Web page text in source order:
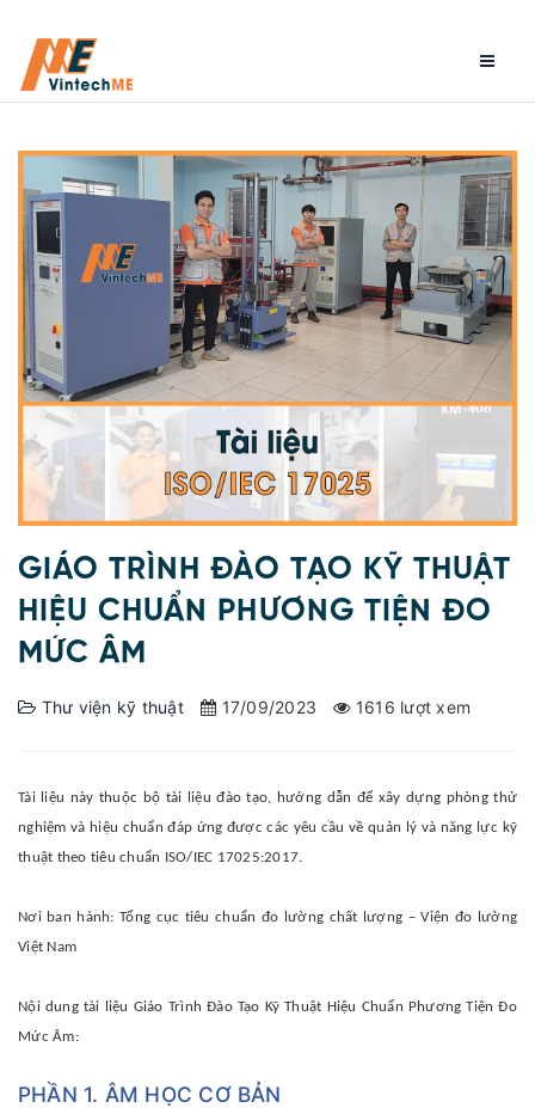
GIÁO TRÌNH ĐÀO TẠO KỸ THUẬT
HIỆU CHUẨN PHƯƠNG TIỆN ĐO
MỨC ÂM
Thư viện kỹ thuật 17/09/2023 1616 lượt xem
Tài liệu này thuộc bộ tài liệu đào tạo, hướng dẫn để xây dựng phòng thử
nghiệm và hiệu chuẩn đáp ứng được các yêu cầu về quản lý và năng lực kỹ
thuật theo tiêu chuẩn ISO/IEC 17025:2017.
Nơi ban hành: Tổng cục tiêu chuẩn đo lường chất lượng – Viện đo lường
Việt Nam
Nội dung tài liệu Giáo Trình Đào Tạo Kỹ Thuật Hiệu Chuẩn Phương Tiện Đo
Mức Âm:
PHẦN 1. ÂM HỌC CƠ BẢN